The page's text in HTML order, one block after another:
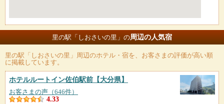
里の駅「しおさいの里」の周辺の人気宿
里の駅「しおさいの里」 周辺のホテル・宿を、お客さまの評価が高い順
に掲載しています。
ホテルルートイン佐伯駅前 【大分県】
お客さまの声（646件）
4.33